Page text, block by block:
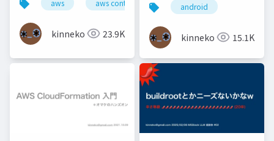
Towerの入門書を書い
てみました。
aws aws control tower secjaws
kinneko 23.9K
android
kinneko 15.1K